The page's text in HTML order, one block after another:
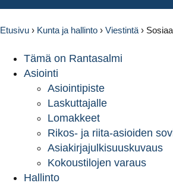
Etusivu › Kunta ja hallinto › Viestintä ›
Tämä on Rantasalmi
Asiointi
Asiointipiste
Laskuttajalle
Lomakkeet
Rikos- ja riita-asioiden
Asiakirjajulkisuuskuvaus
Kokoustilojen varaus
Hallinto